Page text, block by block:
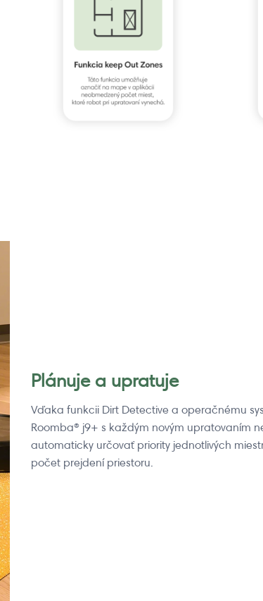
Plánuje a upratuje
Vďaka funkcii Dirt Detective a operačnému
Roomba® j9+ s každým novým upratovaním
automaticky určovať priority jednotlivých
počet prejdení priestoru.